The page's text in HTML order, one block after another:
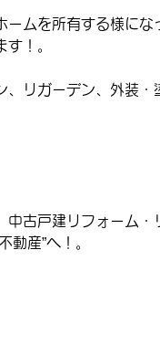
ムを所有する様にな
！。
リガーデン、外装・
古戸建リフォーム・
動産”へ！。